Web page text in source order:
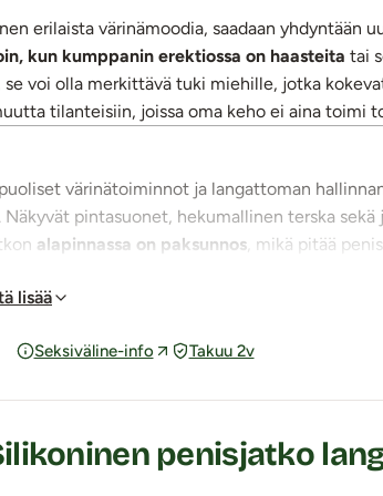
erilaista värinämoodia, saadaan yhdyntään
kun kumppanin erektiossa on haasteita tai
voi olla merkittävä tuki miehille, jotka
tilanteisiin, joissa oma keho ei aina toimi
värinätoiminnot ja langattoman
pintasuonet, hekumallinen terska sekä
alapinnassa on paksunnos , mikä pitää
että pituutta. Penetroitava henkilö saa
värinöistä molemmat saavat
värinään. Värinätoiminnot
lisää
Seksiväline-info Takuu 2v
penisjatko